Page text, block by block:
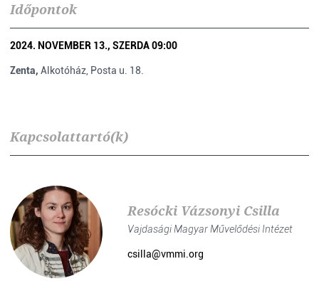
Időpontok
2024. NOVEMBER 13., SZERDA 09:00
Zenta, Alkotóház, Posta u. 18.
Kapcsolattartó(k)
Resócki Vázsonyi Csilla
Vajdasági Magyar Művelődési Intézet
csilla@vmmi.org